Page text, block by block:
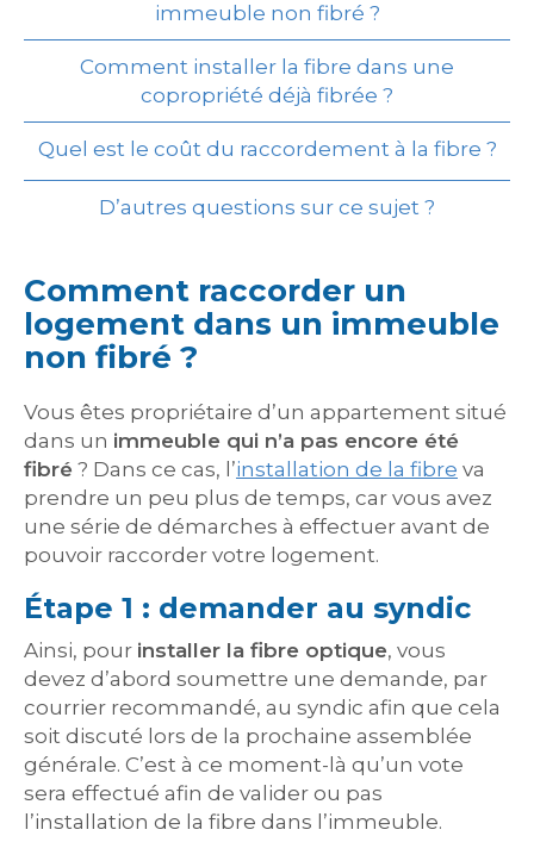
immeuble non fibré ?
Comment installer la fibre dans une
copropriété déjà fibrée ?
Quel est le coût du raccordement à la fibre ?
D’autres questions sur ce sujet ?
Comment raccorder un
logement dans un immeuble
non fibré ?
Vous êtes propriétaire d’un appartement situé
dans un immeuble qui n’a pas encore été
fibré ? Dans ce cas, l’installation de la fibre va
prendre un peu plus de temps, car vous avez
une série de démarches à effectuer avant de
pouvoir raccorder votre logement.
Étape 1 : demander au syndic
Ainsi, pour installer la fibre optique, vous
devez d’abord soumettre une demande, par
courrier recommandé, au syndic afin que cela
soit discuté lors de la prochaine assemblée
générale. C’est à ce moment-là qu’un vote
sera effectué afin de valider ou pas
l’installation de la fibre dans l’immeuble.